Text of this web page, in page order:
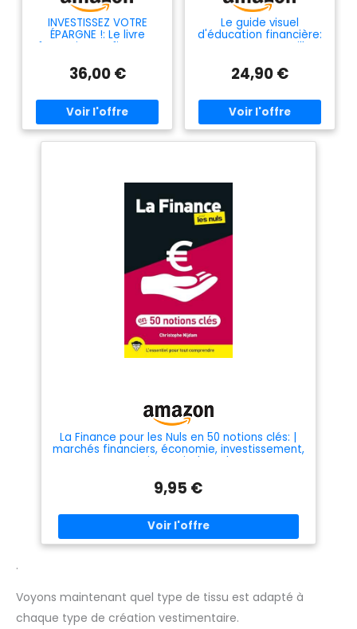
INVESTISSEZ VOTRE
ÉPARGNE !: Le livre
formation en finances
mieux investir votre
argent en 6 étapes
36,00 €
Le guide visuel
d'éducation financière:
Devenez votre meilleur
24,90 €
La Finance pour les Nuls en 50 notions clés: |
marchés financiers, économie, investissement,
monnaie, capital, analyse
9,95 €
.
Voyons maintenant quel type de tissu est adapté à
chaque type de création vestimentaire.